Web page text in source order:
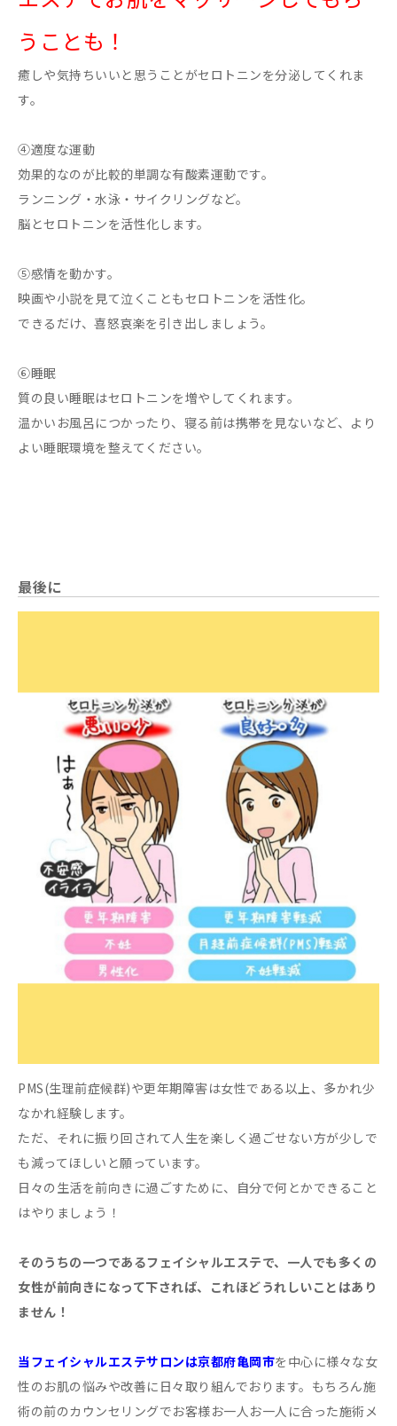
うことも！
癒しや気持ちいいと思うことがセロトニンを分泌してくれま
す。
④適度な運動
効果的なのが比較的単調な有酸素運動です。
ランニング・水泳・サイクリングなど。
脳とセロトニンを活性化します。
⑤感情を動かす。
映画や小説を見て泣くこともセロトニンを活性化。
できるだけ、喜怒哀楽を引き出しましょう。
⑥睡眠
質の良い睡眠はセロトニンを増やしてくれます。
温かいお風呂につかったり、寝る前は携帯を見ないなど、より
よい睡眠環境を整えてください。
最後に
PMS(生理前症候群)や更年期障害は女性である以上、多かれ少
なかれ経験します。
ただ、それに振り回されて人生を楽しく過ごせない方が少しで
も減ってほしいと願っています。
日々の生活を前向きに過ごすために、自分で何とかできること
はやりましょう！
そのうちの一つであるフェイシャルエステで、一人でも多くの
女性が前向きになって下されば、これほどうれしいことはあり
ません！
当フェイシャルエステサロンは京都府亀岡市を中心に様々な女
性のお肌の悩みや改善に日々取り組んでおります。もちろん施
術の前のカウンセリングでお客様お一人お一人に合った施術メ